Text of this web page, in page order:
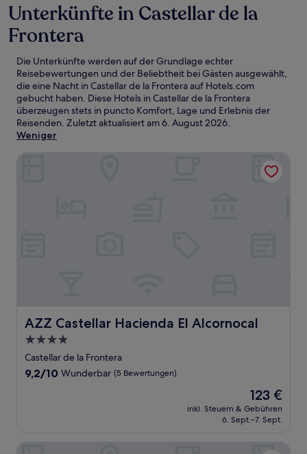
Unterkünfte in Castellar de la
Frontera
Die Unterkünfte werden auf der Grundlage echter
Reisebewertungen und der Beliebtheit bei Gästen ausgewählt,
die eine Nacht in Castellar de la Frontera auf Hotels.com
gebucht haben. Diese Hotels in Castellar de la Frontera
überzeugen stets in puncto Komfort, Lage und Erlebnis der
Reisenden. Zuletzt aktualisiert am6. August 2026.
Weniger
AZZ Castellar Hacienda El Alcornocal
AZZ Castellar Hacienda El Alcornocal
4.0-
Sterne-
Unterkunft
Castellar de la Frontera
9.2
9,2/10 Wunderbar (5 Bewertungen)
Der
Preis
beträgt
123 €
inkl. Steuern & Gebühren
6. Sept.–7. Sept.